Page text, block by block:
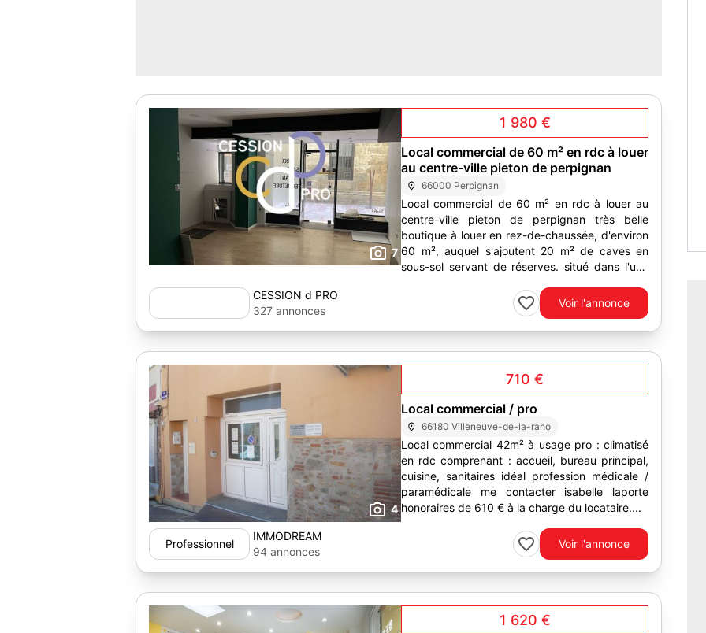
7
1 980 €
Local commercial de 60 m² en rdc à louer
au centre-ville pieton de perpignan
66000 Perpignan
Local commercial de 60 m² en rdc à louer au
centre-ville pieton de perpignan très belle
boutique à louer en rez-de-chaussée, d'environ
60 m², auquel s'ajoutent 20 m² de caves en
sous-sol servant de réserves. situé dans l'une
CESSION d PRO
327 annonces
Voir l'annonce
4
710 €
Local commercial / pro
66180 Villeneuve-de-la-raho
Local commercial 42m² à usage pro : climatisé
en rdc comprenant : accueil, bureau principal,
cuisine, sanitaires idéal profession médicale /
paramédicale me contacter isabelle laporte
honoraires de 610 € à la charge du locataire....
Professionnel
IMMODREAM
94 annonces
Voir l'annonce
1 620 €